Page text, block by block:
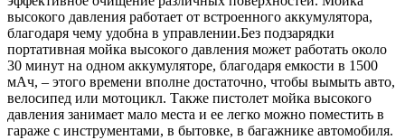
высокого давления работает от встроенного аккумулятора,
благодаря чему удобна в управлении.Без подзарядки
портативная мойка высокого давления может работать около
30 минут на одном аккумуляторе, благодаря емкости в 1500
мАч, – этого времени вполне достаточно, чтобы вымыть авто,
велосипед или мотоцикл. Также пистолет мойка высокого
давления занимает мало места и ее легко можно поместить в
гараже с инструментами, в бытовке, в багажнике автомобиля.